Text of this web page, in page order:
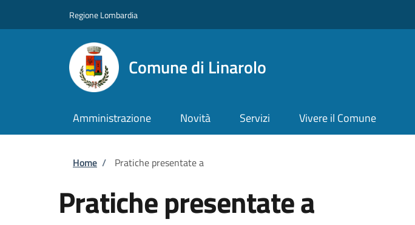
Regione Lombardia
Comune di Linarolo
Amministrazione Novità Servizi Vivere il Comune
Briciole di pane
Home / Pratiche presentate a
Pratiche presentate a